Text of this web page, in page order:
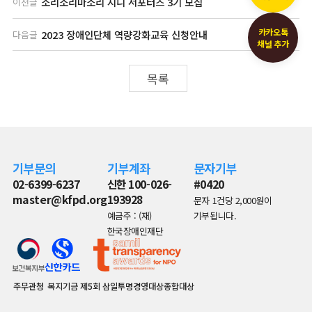
다음글 2023 장애인단체 역량강화교육 신청안내
목록
카카오톡
채널 추가
기부문의
02-6399-6237
master@kfpd.org
기부계좌
신한 100-026-
193928
예금주 : (재)
한국장애인재단
문자기부
#0420
문자 1건당 2,000원이
기부됩니다.
주무관청 복지기금제5회 삼일투명경영대상종합대상